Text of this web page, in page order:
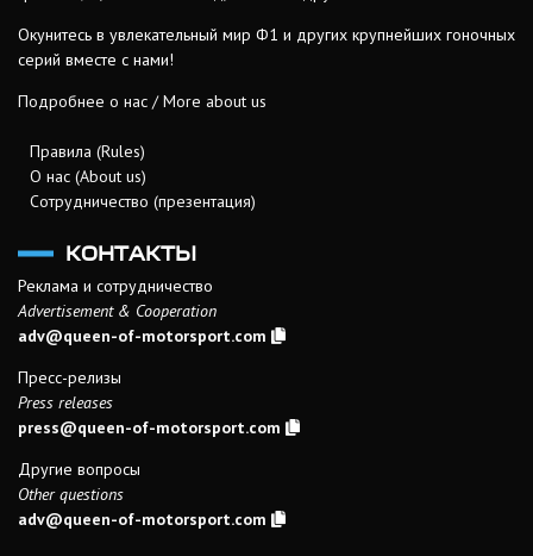
Окунитесь в увлекательный мир Ф1 и других крупнейших гоночных
серий вместе с нами!
Подробнее о нас / More about us
Правила (Rules)
О нас (About us)
Сотрудничество (презентация)
КОНТАКТЫ
Реклама и сотрудничество
Advertisement & Cooperation
adv@queen-of-motorsport.com
Пресс-релизы
Press releases
press@queen-of-motorsport.com
Другие вопросы
Other questions
adv@queen-of-motorsport.com